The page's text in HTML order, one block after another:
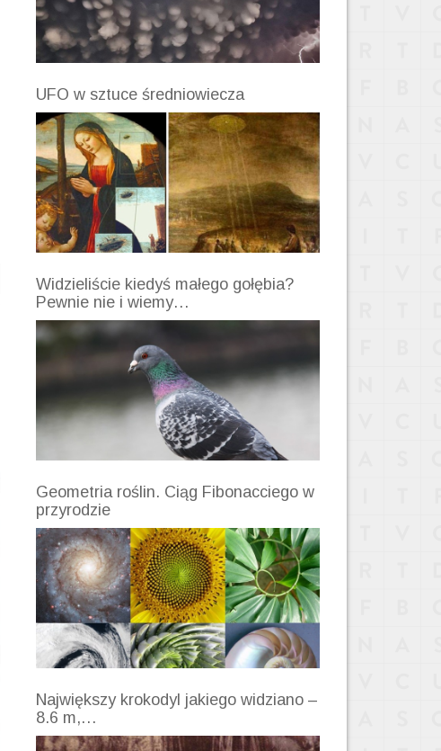
UFO w sztuce średniowiecza
Widzieliście kiedyś małego gołębia?
Pewnie nie i wiemy…
Geometria roślin. Ciąg Fibonacciego w
przyrodzie
Największy krokodyl jakiego widziano –
8.6 m,…